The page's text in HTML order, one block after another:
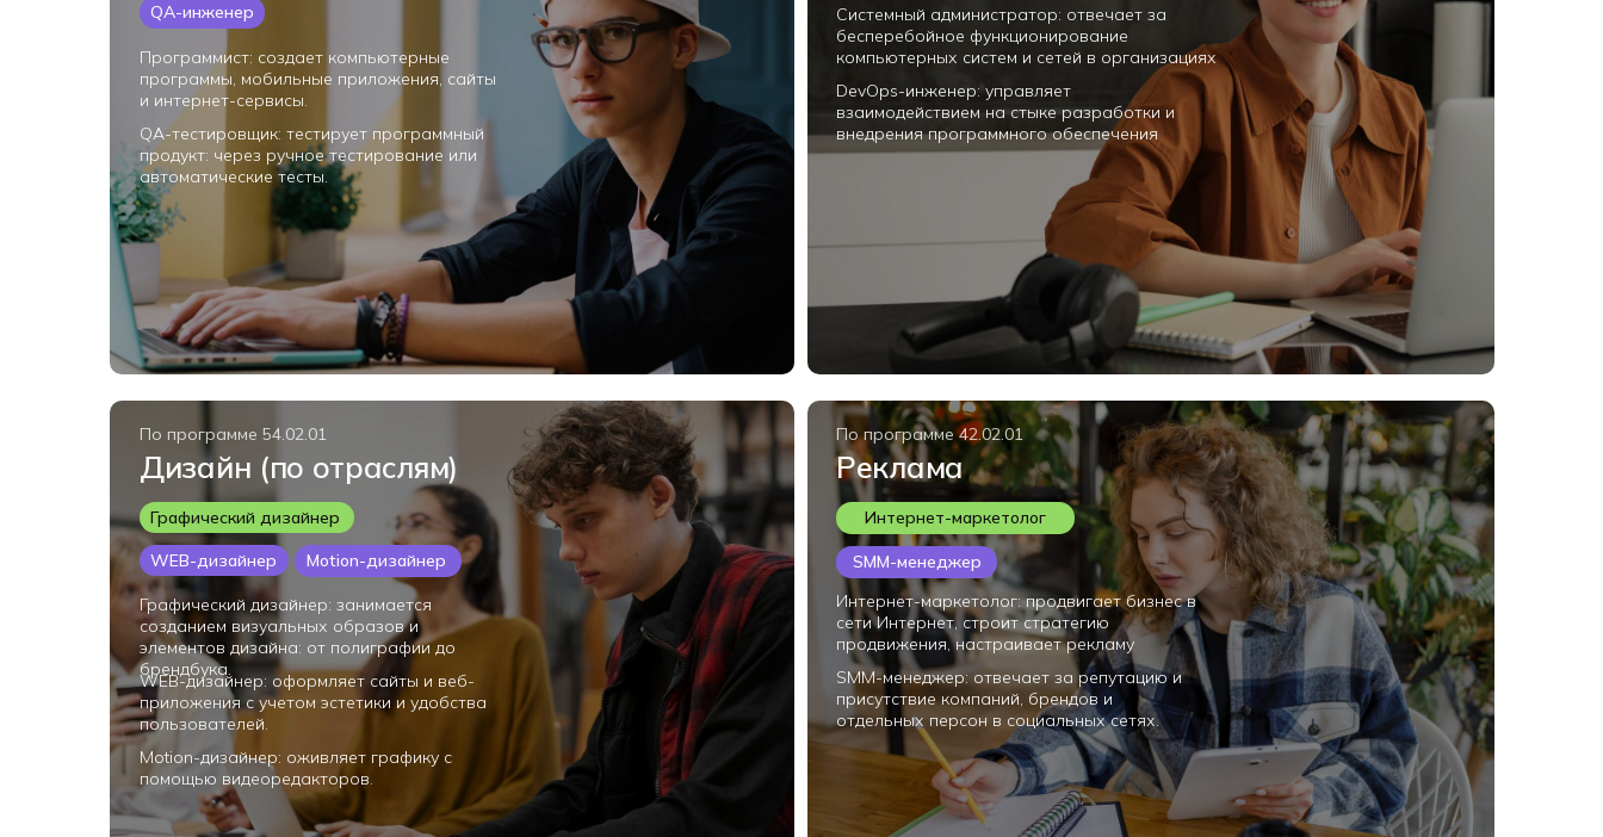
Программист: создает компьютерные
программы, мобильные приложения, сайты
и интернет-сервисы.
QA-тестировщик: тестирует программный
продукт: через ручное тестирование или
автоматические тесты.
Системный администратор: отвечает за
бесперебойное функционирование
компьютерных систем и сетей в организациях
QA-инженер
DevOps-инженер: управляет
взаимодействием на стыке разработки и
внедрения программного обеспечения
По программе 54.02.01
Дизайн (по отраслям)
По программе 42.02.01
Реклама
Интернет-маркетолог
SMM-менеджер
Графический дизайнер: занимается
созданием визуальных образов и
элементов дизайна: от полиграфии до
брендбука.
Графический дизайнер
WEB-дизайнер: оформляет сайты и веб-
приложения с учетом эстетики и удобства
пользователей.
WEB-дизайнер
Motion-дизайнер: оживляет графику с
помощью видеоредакторов.
Интернет-маркетолог: продвигает бизнес в
сети Интернет, строит стратегию
продвижения, настраивает рекламу
SMM-менеджер: отвечает за репутацию и
присутствие компаний, брендов и
отдельных персон в социальных сетях.
Motion-дизайнер